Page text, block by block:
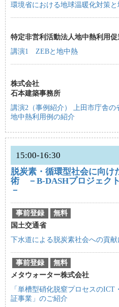
環境省における地球温暖化対策
特定非営利活動法人地中熱利用
講演1 ZEBと地中熱
株式会社
石本建築事務所
講演2（事例紹介） 上田市庁舎の
地中熱利用例の紹介
15:00-16:30
脱炭素・循環型社会に向け
術 －B-DASHプロジェク
－
事前登録
無料
国土交通省
下水道による脱炭素社会への貢献
事前登録
無料
メタウォーター株式会社
「単槽型硝化脱窒プロセスの
証事業」のご紹介